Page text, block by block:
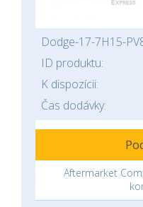
Dodge-17-7H15-
ID produktu:
K dispozícii:
Čas dodávky:
Aftermarket